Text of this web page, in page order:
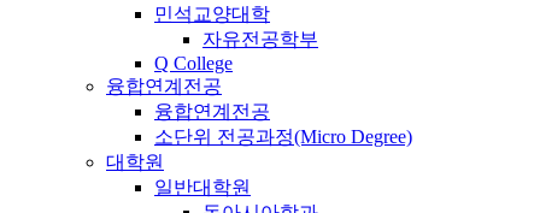
민석교양대학
자유전공학부
Q College
융합연계전공
융합연계전공
소단위 전공과정(Micro Degree)
대학원
일반대학원